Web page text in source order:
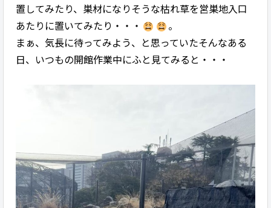
置してみたり、巣材になりそうな枯れ草を営巣地入口
あたりに置いてみたり・・・
。
まぁ、気長に待ってみよう、と思っていたそんなある
日、いつもの開館作業中にふと見てみると・・・